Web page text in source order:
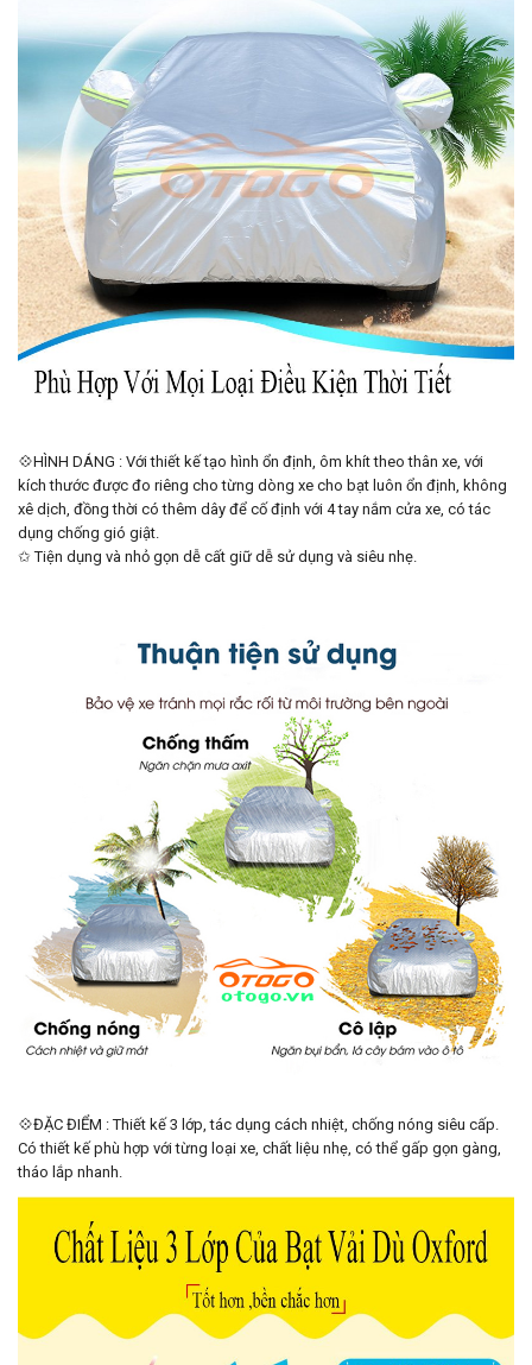
💠HÌNH DÁNG : Với thiết kế tạo hình ổn định, ôm khít theo thân xe, với
kích thước được đo riêng cho từng dòng xe cho bạt luôn ổn định, không
xê dịch, đồng thời có thêm dây để cố định với 4 tay nắm cửa xe, có tác
dụng chống gió giật.
✩ Tiện dụng và nhỏ gọn dễ cất giữ dễ sử dụng và siêu nhẹ.
💠ĐẶC ĐIỂM : Thiết kế 3 lớp, tác dụng cách nhiệt, chống nóng siêu cấp.
Có thiết kế phù hợp với từng loại xe, chất liệu nhẹ, có thể gấp gọn gàng,
tháo lắp nhanh.